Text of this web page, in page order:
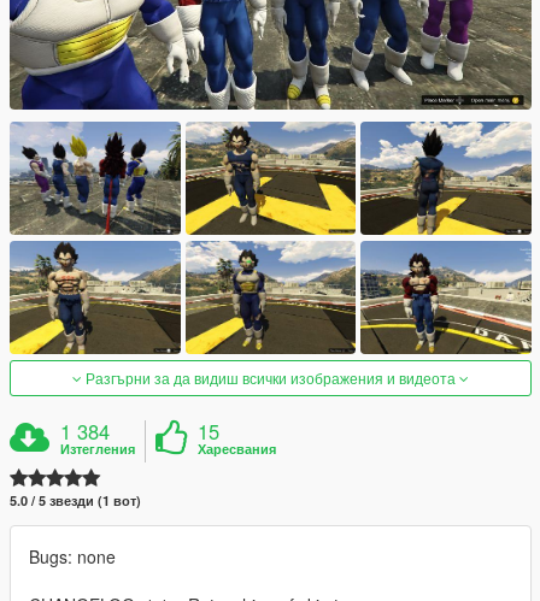
Разгърни за да видиш всички изображения и видеота
1 384
Изтегления
15
Харесвания
5.0 / 5 звезди (1 вот)
Bugs: none